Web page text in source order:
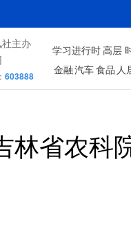
主办
603888
学习进行时高层
金融汽车食品 人
林省农科